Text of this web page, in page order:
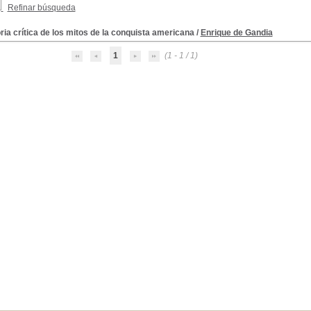
Refinar búsqueda
crítica de los mitos de la conquista americana/ Enrique de Gandia
1 (1 - 1 / 1)